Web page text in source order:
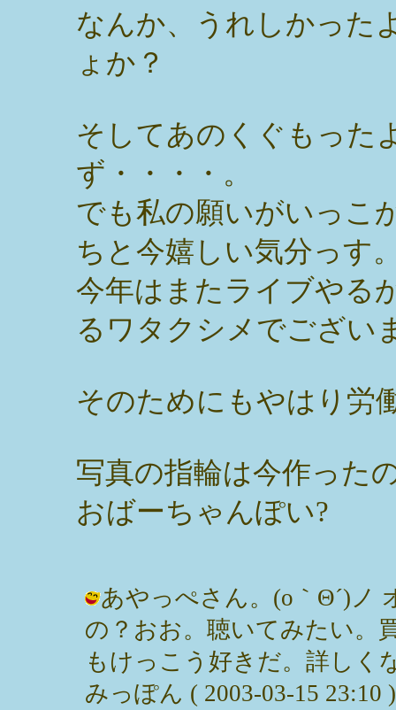
なんか、うれしかった
ょか？
そしてあのくぐもった
ず・・・・。
でも私の願いがいっこ
ちと今嬉しい気分っす
今年はまたライブやる
るワタクシメでござい
そのためにもやはり労
写真の指輪は今作った
おばーちゃんぽい?
あやっぺさん。(o｀Θ´)ノ
の？おお。聴いてみたい。
もけっこう好きだ。詳しく
みっぽん ( 2003-03-15 23:10 )